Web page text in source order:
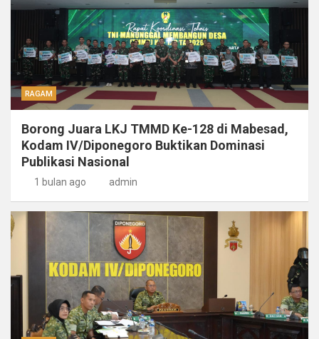
RAGAM
Borong Juara LKJ TMMD Ke-128 di Mabesad,
Kodam IV/Diponegoro Buktikan Dominasi
Publikasi Nasional
1 bulan ago admin